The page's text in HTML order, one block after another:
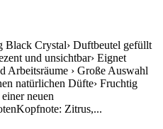
Crystal› Duftbeutel gefüllt
und unsichtbar› Eignet
Arbeitsräume › Große Auswahl
natürlichen Düfte› Fruchtig
neuen
Zitrus,...